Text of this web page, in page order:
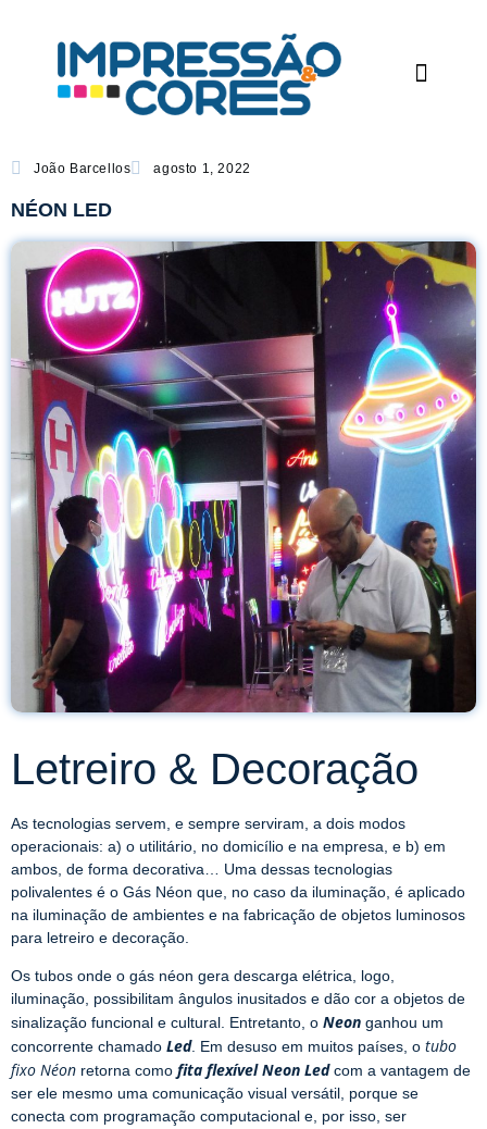
João Barcellos agosto 1, 2022
NÉON LED
Letreiro & Decoração
As tecnologias servem, e sempre serviram, a dois modos
operacionais: a) o utilitário, no domicílio e na empresa, e b) em
ambos, de forma decorativa… Uma dessas tecnologias
polivalentes é o Gás Néon que, no caso da iluminação, é aplicado
na iluminação de ambientes e na fabricação de objetos luminosos
para letreiro e decoração.
Os tubos onde o gás néon gera descarga elétrica, logo,
iluminação, possibilitam ângulos inusitados e dão cor a objetos de
sinalização funcional e cultural. Entretanto, o Neon ganhou um
concorrente chamado Led. Em desuso em muitos países, o tubo
fixo Néon retorna como fita flexível Neon Ledcom a vantagem de
ser ele mesmo uma comunicação visual versátil, porque se
conecta com programação computacional e, por isso, ser